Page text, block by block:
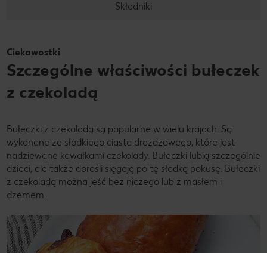
Składniki
Ciekawostki
Szczególne właściwości bułeczek
z czekoladą
Bułeczki z czekoladą są popularne w wielu krajach. Są
wykonane ze słodkiego ciasta drożdżowego, które jest
nadziewane kawałkami czekolady. Bułeczki lubią szczególnie
dzieci, ale także dorośli sięgają po tę słodką pokusę. Bułeczki
z czekoladą można jeść bez niczego lub z masłem i
dżemem.